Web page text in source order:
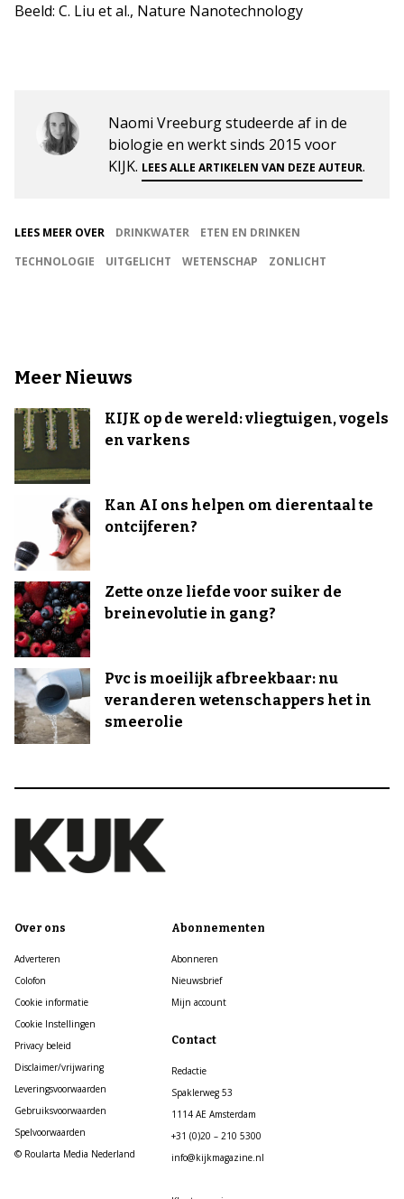
Beeld: C. Liu et al., Nature Nanotechnology
Naomi Vreeburg studeerde af in de
biologie en werkt sinds 2015 voor
KIJK. LEES ALLE ARTIKELEN VAN DEZE AUTEUR.
LEES MEER OVER DRINKWATER
ETEN EN DRINKEN
TECHNOLOGIE
UITGELICHT WETENSCHAP ZONLICHT
Meer Nieuws
KIJK op de wereld: vliegtuigen, vogels
en varkens
Kan AI ons helpen om dierentaal te
ontcijferen?
Zette onze liefde voor suiker de
breinevolutie in gang?
Pvc is moeilijk afbreekbaar: nu
veranderen wetenschappers het in
smeerolie
Over ons
Adverteren
Colofon
Cookie informatie
Cookie Instellingen
Privacy beleid
Disclaimer/vrijwaring
Leveringsvoorwaarden
Gebruiksvoorwaarden
Spelvoorwaarden
© Roularta Media Nederland
Abonnementen
Abonneren
Nieuwsbrief
Mijn account
Contact
Redactie
Spaklerweg 53
1114 AE Amsterdam
+31 (0)20 – 210 5300
info@kijkmagazine.nl